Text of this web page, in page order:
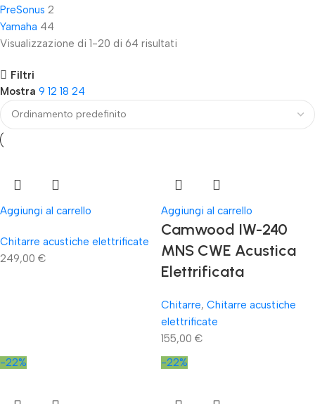
PreSonus 2
Yamaha 44
Visualizzazione di 1-20 di 64 risultati
Filtri
Mostra 9 12 18 24
Aggiungi al carrello
Chitarre acustiche elettrificate
249,00 €
Aggiungi al carrello
Camwood IW-240
MNS CWE Acustica
Elettrificata
Chitarre, Chitarre acustiche
elettrificate
155,00 €
-22%
-22%